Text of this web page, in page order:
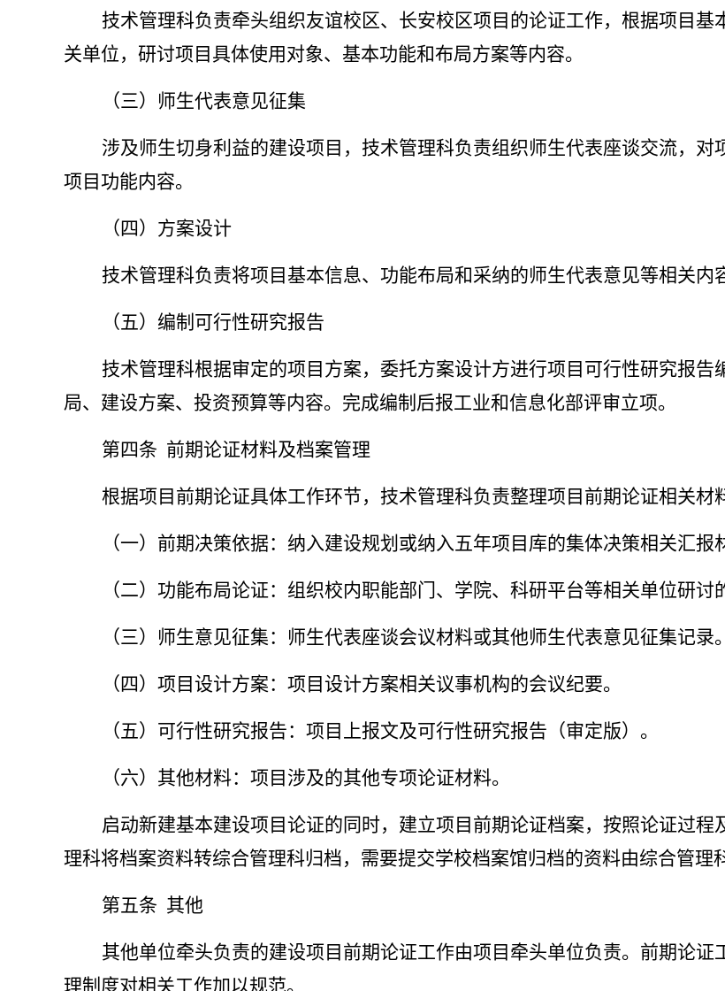
技术管理科负责牵头组织友谊校区、长安校区项目的论证工作，根据项目
关单位，研讨项目具体使用对象、基本功能和布局方案等内容。
（三）师生代表意见征集
涉及师生切身利益的建设项目，技术管理科负责组织师生代表座谈交流，
项目功能内容。
（四）方案设计
技术管理科负责将项目基本信息、功能布局和采纳的师生代表意见等相关内
（五）编制可行性研究报告
技术管理科根据审定的项目方案，委托方案设计方进行项目可行性研究报
局、建设方案、投资预算等内容。完成编制后报工业和信息化部评审立项。
第四条 前期论证材料及档案管理
根据项目前期论证具体工作环节，技术管理科负责整理项目前期论证相关材
（一）前期决策依据：纳入建设规划或纳入五年项目库的集体决策相关汇报
（二）功能布局论证：组织校内职能部门、学院、科研平台等相关单位研讨
（三）师生意见征集：师生代表座谈会议材料或其他师生代表意见征集记录。
（四） 项目设计方案：项目设计方案相关议事机构的会议纪要。
（五）可行性研究报告：项目上报文及可行性研究报告（审定版）。
（六）其他材料：项目涉及的其他专项论证材料。
启动新建基本建设项目论证的同时，建立项目前期论证档案，按照论证过
理科将档案资料转综合管理科归档，需要提交学校档案馆归档的资料由综合管理
第五条 其他
其他单位牵头负责的建设项目前期论证工作由项目牵头单位负责。前期论
理制度对相关工作加以规范。